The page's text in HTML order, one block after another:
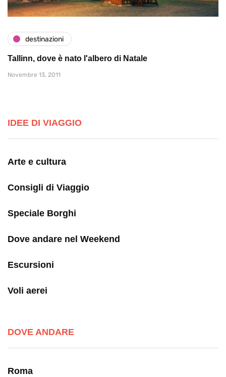
destinazioni
Tallinn, dove è nato l'albero di Natale
Novembre 13, 2011
IDEE DI VIAGGIO
Arte e cultura
Consigli di Viaggio
Speciale Borghi
Dove andare nel Weekend
Escursioni
Voli aerei
DOVE ANDARE
Roma